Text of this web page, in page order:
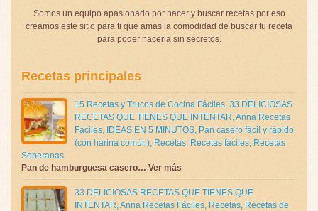
Somos un equipo apasionado por hacer y buscar recetas por eso
creamos este sitio para ti que amas la comodidad de buscar tu receta
para poder hacerla sin secretos.
Recetas principales
15 Recetas y Trucos de Cocina Fáciles, 33 DELICIOSAS
RECETAS QUE TIENES QUE INTENTAR,Anna Recetas
Fáciles, IDEAS EN 5 MINUTOS, Pan casero fácil y rápido
(con harina común), Recetas, Recetas fáciles, Recetas
Soberanas
Pan de hamburguesa casero… Ver más
33 DELICIOSAS RECETAS QUE TIENES QUE
INTENTAR,Anna Recetas Fáciles, Recetas, Recetas de